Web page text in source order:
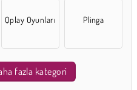
Qplay Oyunları Plinga
fazla kategori